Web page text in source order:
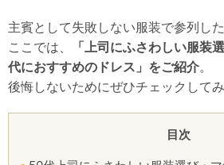
主賓として失敗しない服装で参列した
ここでは、
「上司にふさわしい服装
代におすすめのドレス」をご紹介。
後悔しないためにぜひチェックしてみ
目次